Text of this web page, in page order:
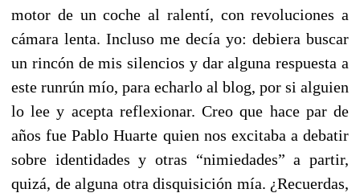
motor de un coche al ralentí, con revoluciones a
cámara lenta. Incluso me decía yo: debiera buscar
un rincón de mis silencios y dar alguna respuesta a
este runrún mío, para echarlo al blog, por si alguien
lo lee y acepta reflexionar. Creo que hace par de
años fue Pablo Huarte quien nos excitaba a debatir
sobre identidades y otras “nimiedades” a partir,
quizá, de alguna otra disquisición mía. ¿Recuerdas,